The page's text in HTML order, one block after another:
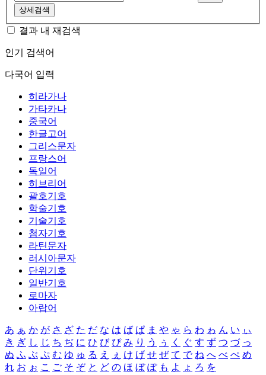
상세검색
결과 내 재검색
인기 검색어
다국어 입력
히라가나
가타카나
중국어
한글고어
그리스문자
프랑스어
독일어
히브리어
괄호기호
학술기호
기술기호
첨자기호
라틴문자
러시아문자
단위기호
일반기호
로마자
아랍어
あ ぁ か が さ ざ た だ な は ば ぱ ま や ゃ ら わ ゎ ん い ぃ
き ぎ し じ ち ぢ に ひ び ぴ み り う ぅ く ぐ す ず つ づ っ
ぬ ふ ぶ ぷ む ゆ ゅ る え ぇ け げ せ ぜ て で ね へ べ ぺ め
れ お ぉ こ ご そ ぞ と ど の ほ ぼ ぽ も よ ょ ろ を